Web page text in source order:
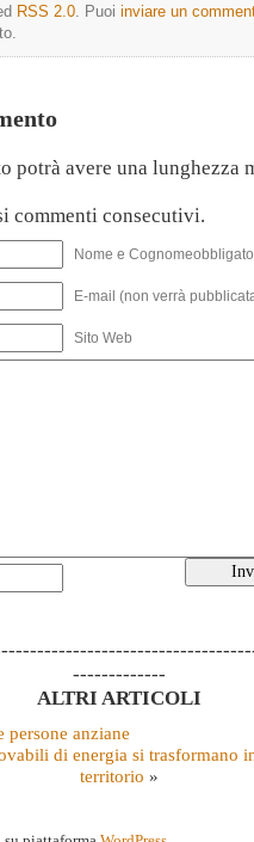
RSS 2.0 . Puoi inviare un
potrà avere una lunghezza
commenti consecutivi.
Nome e
E-mail (non verrà
Sito Web
-------------
ALTRI ARTICOLI
persone anziane
di energia si trasformano
territorio »